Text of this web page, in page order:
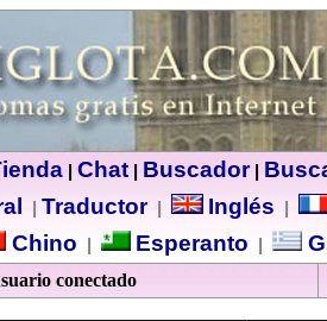
| Chat| Buscador|
Traductor| Inglés
Chino Esperanto
conectado